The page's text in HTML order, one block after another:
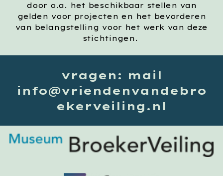
door o.a. het beschikbaar stellen van
gelden voor projecten en het bevorderen
van belangstelling voor het werk van deze
stichtingen.
vragen: mail
info@vriendenvandebro
ekerveiling.nl